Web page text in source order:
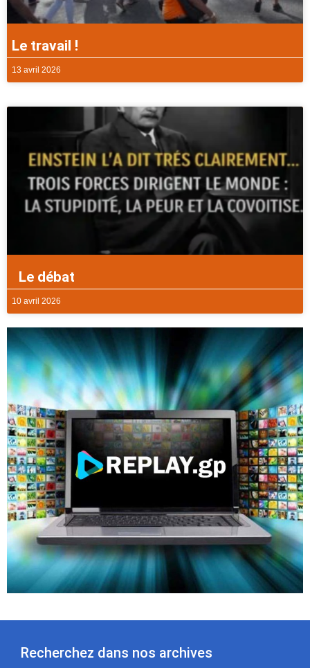
Le travail !
13 avril 2026
Le débat
10 avril 2026
Recherchez dans nos archives